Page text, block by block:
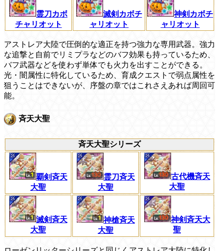
霊刀カボ
チャリオット
滅剣カボチ
ャリオット
神剣カボチ
ャリオット
アストレア大陸で圧倒的な適正を持つ強力な専用武器。強力
な追撃と自前でリミプラなどのバフ効果も持っているため、
バフ武器などを使わず単体でも火力を出すことができる。
光・闇属性に特化しているため、育成クエストで弱点属性を
狙うことはできないが、序盤の章ではこれさえあれば周回可
能。
斉天大聖
斉天大聖シリーズ
覇剣斉天
大聖
霊刀斉天
大聖
古代機斉天
大聖
滅剣斉天
大聖
神槍斉天
大聖
神剣斉天大
聖